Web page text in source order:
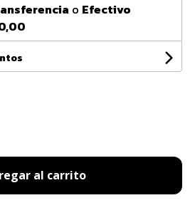
o Efectivo
al carrito